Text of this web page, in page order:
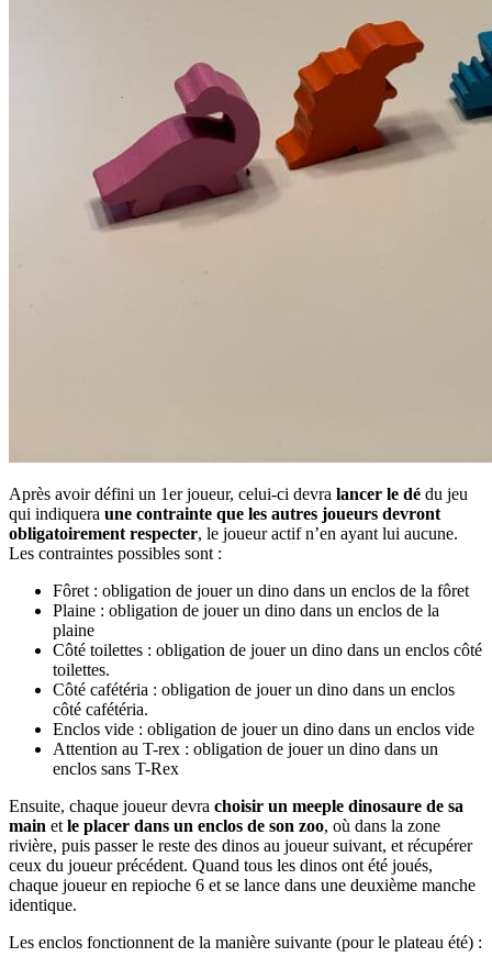
Après avoir défini un 1er joueur, celui-ci devra lancer le dé du jeu
qui indiquera une contrainte que les autres joueurs devront
obligatoirement respecter, le joueur actif n’en ayant lui aucune.
Les contraintes possibles sont :
Fôret : obligation de jouer un dino dans un enclos de la fôret
Plaine : obligation de jouer un dino dans un enclos de la
plaine
Côté toilettes : obligation de jouer un dino dans un enclos côté
toilettes.
Côté cafétéria : obligation de jouer un dino dans un enclos
côté cafétéria.
Enclos vide : obligation de jouer un dino dans un enclos vide
Attention au T-rex : obligation de jouer un dino dans un
enclos sans T-Rex
Ensuite, chaque joueur devra choisir un meeple dinosaure de sa
main et le placer dans un enclos de son zoo, où dans la zone
rivière, puis passer le reste des dinos au joueur suivant, et récupérer
ceux du joueur précédent. Quand tous les dinos ont été joués,
chaque joueur en repioche 6 et se lance dans une deuxième manche
identique.
Les enclos fonctionnent de la manière suivante (pour le plateau été) :